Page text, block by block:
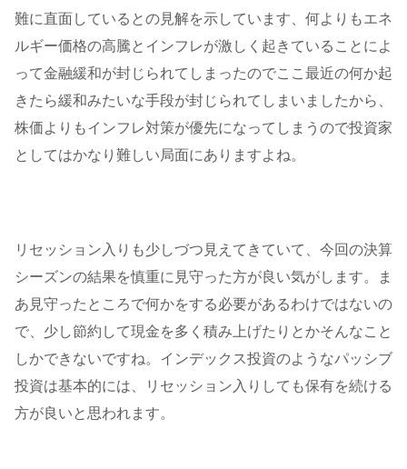
難に直面しているとの見解を示しています、何よりもエネ
ルギー価格の高騰とインフレが激しく起きていることによ
って金融緩和が封じられてしまったのでここ最近の何か起
きたら緩和みたいな手段が封じられてしまいましたから、
株価よりもインフレ対策が優先になってしまうので投資家
としてはかなり難しい局面にありますよね。
リセッション入りも少しづつ見えてきていて、今回の決算
シーズンの結果を慎重に見守った方が良い気がします。ま
あ見守ったところで何かをする必要があるわけではないの
で、少し節約して現金を多く積み上げたりとかそんなこと
しかできないですね。インデックス投資のようなパッシブ
投資は基本的には、リセッション入りしても保有を続ける
方が良いと思われます。